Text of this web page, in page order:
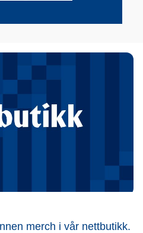
merch i vår nettbutikk.